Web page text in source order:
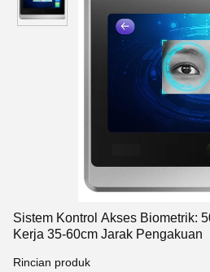
Sistem Kontrol Akses Biometrik:
Kerja 35-60cm Jarak Pengakuan
Rincian produk